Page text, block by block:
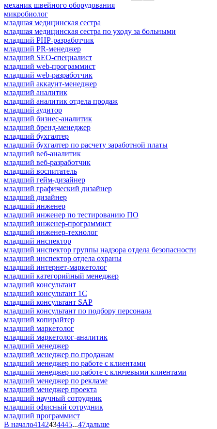
механик швейного оборудования
микробиолог
младшая медицинская сестра
младшая медицинская сестра по уходу за больными
младший PHP-разработчик
младший PR-менеджер
младший SEO-специалист
младший web-программист
младший web-разработчик
младший аккаунт-менеджер
младший аналитик
младший аналитик отдела продаж
младший аудитор
младший бизнес-аналитик
младший бренд-менеджер
младший бухгалтер
младший бухгалтер по расчету заработной платы
младший веб-аналитик
младший веб-разработчик
младший воспитатель
младший гейм-дизайнер
младший графический дизайнер
младший дизайнер
младший инженер
младший инженер по тестированию ПО
младший инженер-программист
младший инженер-технолог
младший инспектор
младший инспектор группы надзора отдела безопасности
младший инспектор отдела охраны
младший интернет-маркетолог
младший категорийный менеджер
младший консультант
младший консультант 1С
младший консультант SAP
младший консультант по подбору персонала
младший копирайтер
младший маркетолог
младший маркетолог-аналитик
младший менеджер
младший менеджер по продажам
младший менеджер по работе с клиентами
младший менеджер по работе с ключевыми клиентами
младший менеджер по рекламе
младший менеджер проекта
младший научный сотрудник
младший офисный сотрудник
младший программист
В начало4142434445...47дальше